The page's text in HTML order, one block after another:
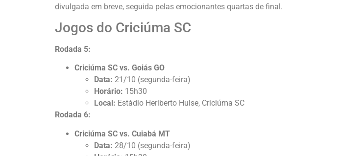
divulgada em breve, seguida pelas emocionantes quartas de final.
Jogos do Criciúma SC
Rodada 5:
Criciúma SC vs. Goiás GO
Data: 21/10 (segunda-feira)
Horário: 15h30
Local: Estádio Heriberto Hulse, Criciúma SC
Rodada 6:
Criciúma SC vs. Cuiabá MT
Data: 28/10 (segunda-feira)